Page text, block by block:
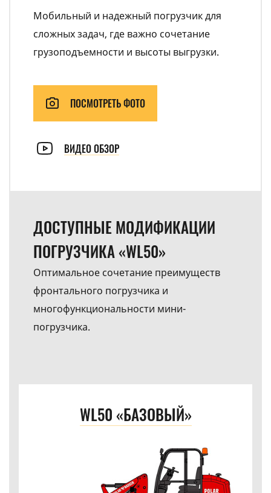
Мобильный и надежный погрузчик для
сложных задач, где важно сочетание
грузоподъемности и высоты выгрузки.
ПОСМОТРЕТЬ ФОТО
ВИДЕО ОБЗОР
ДОСТУПНЫЕ МОДИФИКАЦИИ
ПОГРУЗЧИКА «WL50»
Оптимальное сочетание преимуществ
фронтального погрузчика и
многофункциональности мини-
погрузчика.
WL50 «БАЗОВЫЙ»